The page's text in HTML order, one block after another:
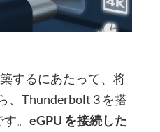
するにあたって、将
、Thunderbolt 3 を搭
。 eGPU を接続した